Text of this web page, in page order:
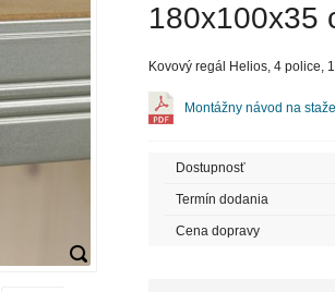
180x100x35
Kovový regál Helios, 4 police,
Montážny návod na
Dostupnosť
Termín dodania
Cena dopravy